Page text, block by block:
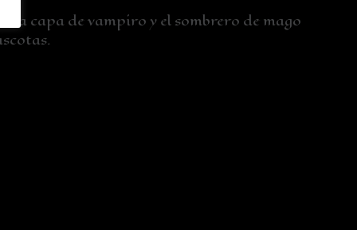
la capa de vampiro y el sombrero de mago